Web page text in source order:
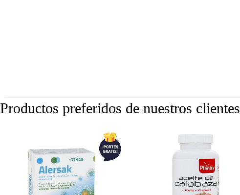
Productos preferidos de nuestros clientes